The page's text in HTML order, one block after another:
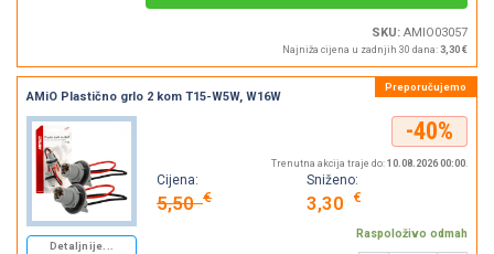
SKU: AMIO03057
Najniža cijena u zadnjih 30 dana: 3,30 €
Detaljnije...
AMiO Plastično grlo 2 kom T15-W5W, W16W
-40%
Trenutna akcija traje do: 10.08.2026 00:00.
Cijena:
5,50€
Sniženo:
3,30 €
Raspoloživo odmah